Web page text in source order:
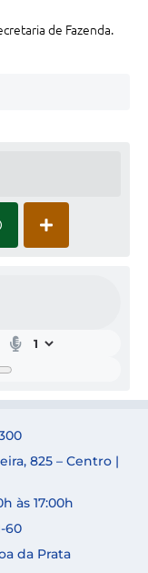
de Fazenda.
825 – Centro |
às 17:00h
60
da Prata